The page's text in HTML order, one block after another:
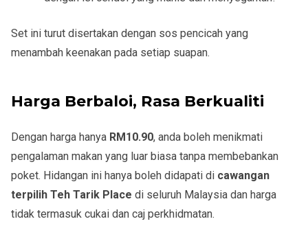
Set ini turut disertakan dengan sos pencicah yang
menambah keenakan pada setiap suapan.
Harga Berbaloi, Rasa Berkualiti
Dengan harga hanya RM10.90, anda boleh menikmati
pengalaman makan yang luar biasa tanpa membebankan
poket. Hidangan ini hanya boleh didapati di cawangan
terpilih Teh Tarik Place di seluruh Malaysia dan harga
tidak termasuk cukai dan caj perkhidmatan.